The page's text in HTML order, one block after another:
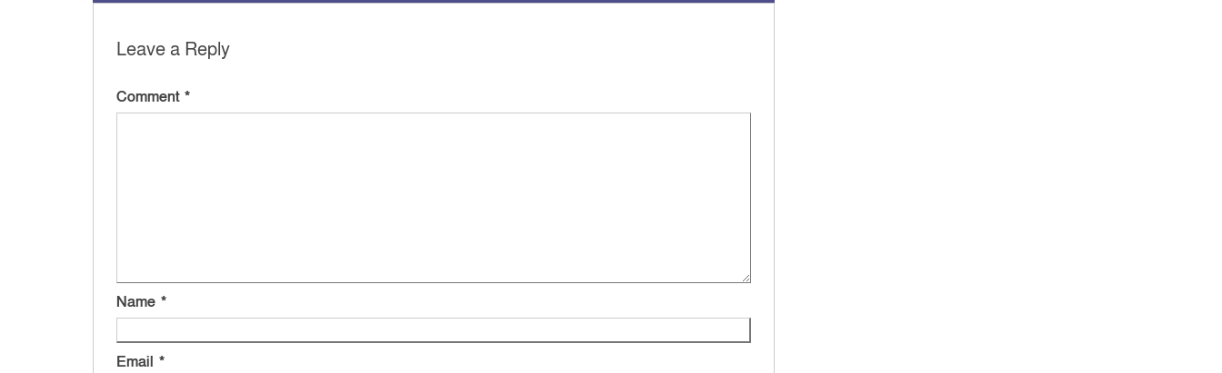
Leave a Reply
Comment *
Name *
Email *